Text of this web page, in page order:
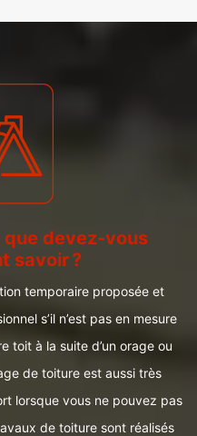
que devez-vous
savoir ?
temporaire proposée et
s’il n’est pas en mesure
toit à la suite d’un orage ou
de toiture est aussi très
lorsque vous ne pouvez pas
de toiture sont réalisés